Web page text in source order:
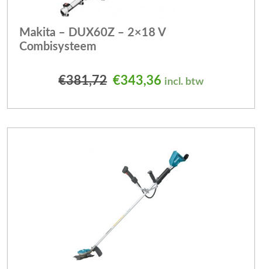
Makita – DUX60Z – 2×18 V
Combisysteem
€381,72 Oorspronkelijke prijs
€343,36 Huidige prijs is:
incl. btw